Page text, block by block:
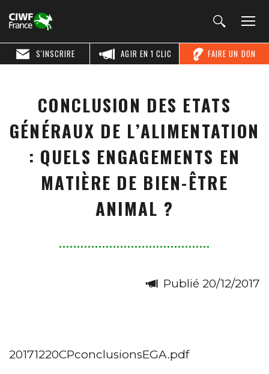
FAIRE UN DON
AGIR EN 1 CLIC
S'INSCRIRE
CONCLUSION DES ETATS
GÉNÉRAUX DE L’ALIMENTATION
: QUELS ENGAGEMENTS EN
MATIÈRE DE BIEN-ÊTRE
ANIMAL ?
Publié 20/12/2017
20171220CPconclusionsEGA.pdf